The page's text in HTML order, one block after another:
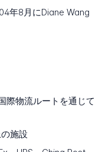
年8月にDiane Wang
際物流ルートを通じて
施設